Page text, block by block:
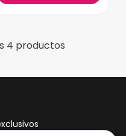
4 productos